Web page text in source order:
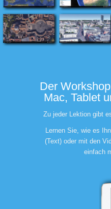
Der
Mac, Tablet
Zu jeder Lektion gibt
Lernen Sie, wie es
(Text) oder mit den
einfach